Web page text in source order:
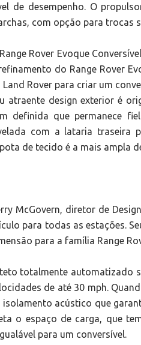
de desempenho. O
com opção para trocas
Rover Evoque
do Range Rover
Land Rover para criar um
atraente design exterior é
definida que permanece
com a lataria traseira
de tecido é a mais ampla
McGovern, diretor de
para todas as estações.
para a família Range
totalmente automatizado
de até 30 mph.
isolamento acústico que
o espaço de carga, que
para um conversível.